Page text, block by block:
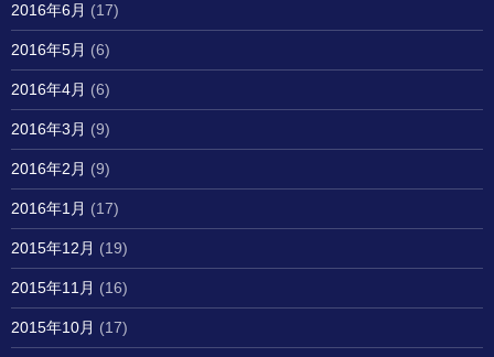
2016年6月 (17)
2016年5月 (6)
2016年4月 (6)
2016年3月 (9)
2016年2月 (9)
2016年1月 (17)
2015年12月 (19)
2015年11月 (16)
2015年10月 (17)